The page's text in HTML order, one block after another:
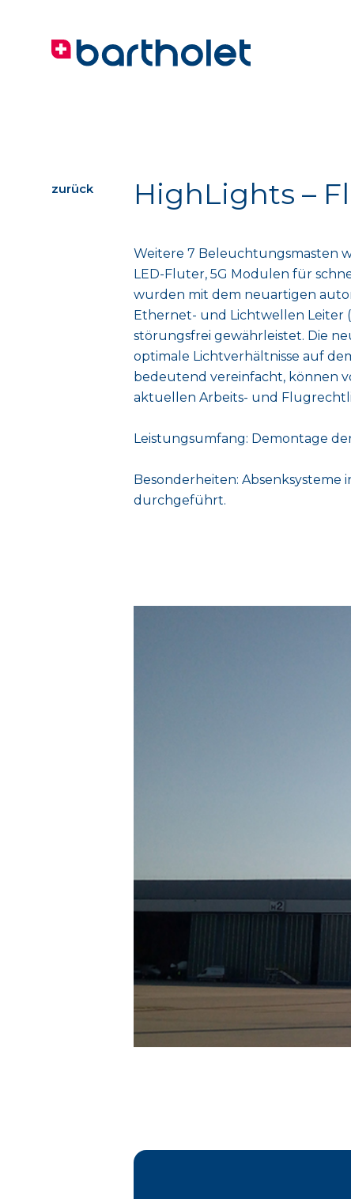
HighLights –
Weitere 7 Beleuchtungsmasten
LED-Fluter, 5G Modulen für
wurden mit dem neuartigen
Ethernet- und Lichtwellen Leiter
störungsfrei gewährleistet. Die
optimale Lichtverhältnisse auf
bedeutend vereinfacht, können
aktuellen Arbeits- und
Leistungsumfang: Demontage
Besonderheiten:
durchgeführt.
zurück